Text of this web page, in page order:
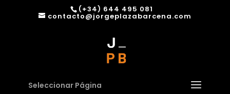
(+34) 644 495 081
contacto@jorgeplazabarcena.com
Seleccionar Página